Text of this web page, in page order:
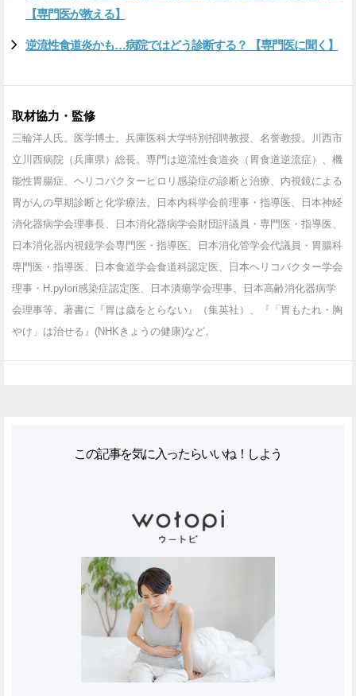
【専門医が教える】
逆流性食道炎かも…病院ではどう診断する？ 【専門医に聞く】
取材協力・監修
三輪洋人氏。医学博士。兵庫医科大学特別招聘教授、名誉教授。川西市
立川西病院（兵庫県）総長。専門は逆流性食道炎（胃食道逆流症）、機
能性胃腸症、ヘリコバクターピロリ感染症の診断と治療、内視鏡による
胃がんの早期診断と化学療法。日本内科学会前理事・指導医、日本神経
消化器病学会理事長、日本消化器病学会財団評議員・専門医・指導医、
日本消化器内視鏡学会専門医・指導医、日本消化管学会代議員・胃腸科
専門医・指導医、日本食道学会食道科認定医、日本ヘリコバクター学会
理事・H.pylori感染症認定医、日本潰瘍学会理事、日本高齢消化器病学
会理事等。著書に『胃は歳をとらない』（集英社）、『「胃もたれ・胸
やけ」は治せる』(NHKきょうの健康)など。
この記事を気に入ったらいいね！しよう